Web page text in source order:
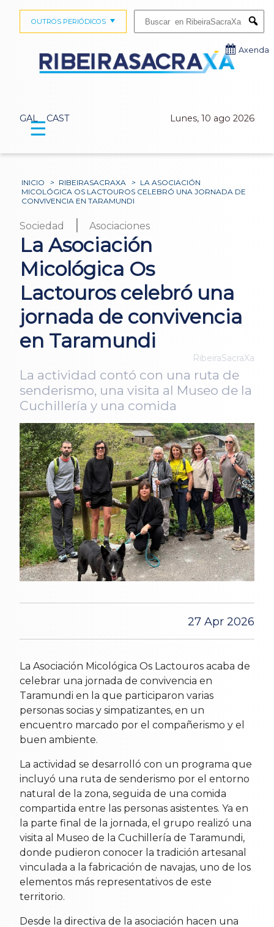
GAL CAST Lunes, 10 ago 2026
OUTROS PERIÓDICOS
Axenda
☰
INICIO > RIBEIRASACRAXA > LA ASOCIACIÓN
MICOLÓGICA OS LACTOUROS CELEBRÓ UNA JORNADA DE
CONVIVENCIA EN TARAMUNDI
Sociedad | Asociaciones
La Asociación
Micológica Os
Lactouros celebró una
jornada de convivencia
en Taramundi
RibeiraSacraXa
La actividad contó con una ruta de
senderismo, una visita al Museo de la
Cuchillería y una comida
27 Apr 2026
La Asociación Micológica Os Lactouros acaba de
celebrar una jornada de convivencia en
Taramundi en la que participaron varias
personas socias y simpatizantes, en un
encuentro marcado por el compañerismo y el
buen ambiente.
La actividad se desarrolló con un programa que
incluyó una ruta de senderismo por el entorno
natural de la zona, seguida de una comida
compartida entre las personas asistentes. Ya en
la parte final de la jornada, el grupo realizó una
visita al Museo de la Cuchillería de Taramundi,
donde pudieron conocer la tradición artesanal
vinculada a la fabricación de navajas, uno de los
elementos más representativos de este
territorio.
Desde la directiva de la asociación hacen una